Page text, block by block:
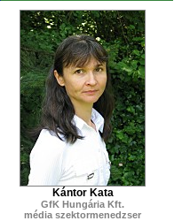
Kántor Kata
GfK Hungária Kft.
média szektormenedzser